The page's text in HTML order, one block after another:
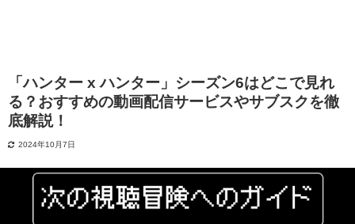
「ハンター x ハンター」シーズン6はどこで見れ
る？おすすめの動画配信サービスやサブスクを徹
底解説！
2024年10月7日